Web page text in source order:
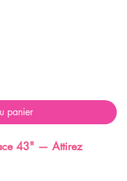
panier
43" — Attirez